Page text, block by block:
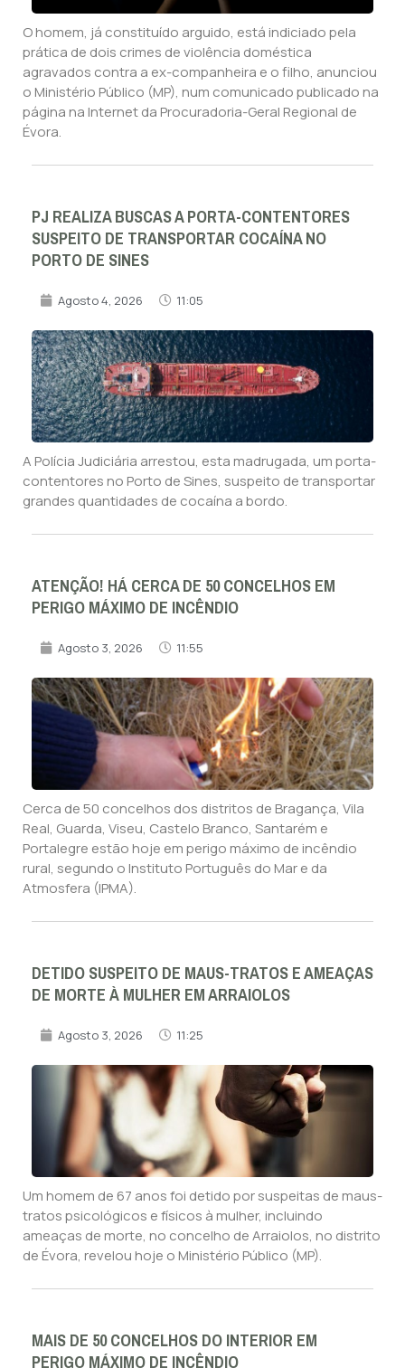
O homem, já constituído arguido, está indiciado pela
prática de dois crimes de violência doméstica
agravados contra a ex-companheira e o filho, anunciou
o Ministério Público (MP), num comunicado publicado na
página na Internet da Procuradoria-Geral Regional de
Évora.
PJ REALIZA BUSCAS A PORTA-CONTENTORES
SUSPEITO DE TRANSPORTAR COCAÍNA NO
PORTO DE SINES
Agosto 4, 2026 11:05
A Polícia Judiciária arrestou, esta madrugada, um porta-
contentores no Porto de Sines, suspeito de transportar
grandes quantidades de cocaína a bordo.
ATENÇÃO! HÁ CERCA DE 50 CONCELHOS EM
PERIGO MÁXIMO DE INCÊNDIO
Agosto 3, 2026 11:55
Cerca de 50 concelhos dos distritos de Bragança, Vila
Real, Guarda, Viseu, Castelo Branco, Santarém e
Portalegre estão hoje em perigo máximo de incêndio
rural, segundo o Instituto Português do Mar e da
Atmosfera (IPMA).
DETIDO SUSPEITO DE MAUS-TRATOS E AMEAÇAS
DE MORTE À MULHER EM ARRAIOLOS
Agosto 3, 2026 11:25
Um homem de 67 anos foi detido por suspeitas de maus-
tratos psicológicos e físicos à mulher, incluindo
ameaças de morte, no concelho de Arraiolos, no distrito
de Évora, revelou hoje o Ministério Público (MP).
MAIS DE 50 CONCELHOS DO INTERIOR EM